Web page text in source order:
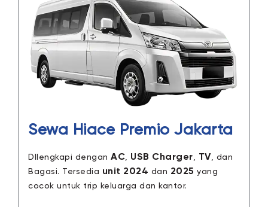
Sewa Hiace Premio Jakarta
DIlengkapi denganAC, USB Charger, TV, dan
Bagasi. Tersedia unit 2024 dan 2025yang
cocok untuk trip keluarga dan kantor.